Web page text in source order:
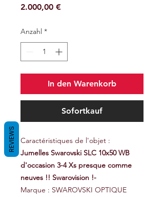
2.000,00 €Preis
Anzahl *
In den Warenkorb
Sofortkauf
Caractéristiques de l'objet :
Jumelles Swarovski SLC 10x50 WB
d'occasion 3-4 Xs presque comme
neuves !! Swarovision !-
Marque : SWAROVSKI OPTIQUE
REVIEWS